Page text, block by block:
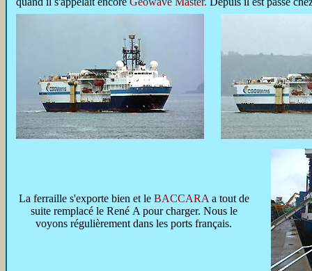
La ferraille s'exporte bien et le BACCARA a tout de
suite remplacé le René A pour charger. Nous le
voyons régulièrement dans les ports français.